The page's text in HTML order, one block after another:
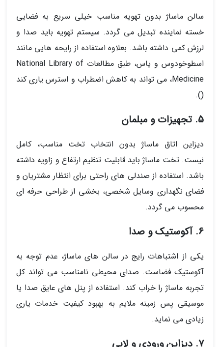
سالن ماساژ بدون تهویه مناسب خیلی سریع به فضایی
خسته نماینده تبدیل می گردد. سیستم تهویه باید صدا و
لرزش کمی داشته باشد. بعلاوه استفاده از رایحه هایی مانند
اسطوخودوس و یاس، طبق مطالعات National Library of
Medicine، می تواند به کاهش اضطراب و استرس یاری کند
().
5. تجهیزات و مبلمان
دیزاین اتاق ماساژ بدون انتخاب تخت مناسب، کامل
نیست. تخت ماساژ باید قابلیت تنظیم ارتفاع و زاویه داشته
باشد. استفاده از صندلی های راحتی برای انتظار مشتریان و
فضای نگهداری وسایل شخصی، بخشی از طراحی حرفه ای
محسوب می گردد.
6. آکوستیک و صدا
یکی از اشتباهات رایج در سالن های ماساژ، عدم توجه به
آکوستیک فضاست. صدای محیطی نامناسب می تواند کل
تجربه ماساژ را خراب کند. استفاده از پنل های عایق صدا یا
موسیقی پس زمینه ملایم به بهبود کیفیت خدمات یاری
زیادی می نماید.
7. دیزاین ورودی و لابی